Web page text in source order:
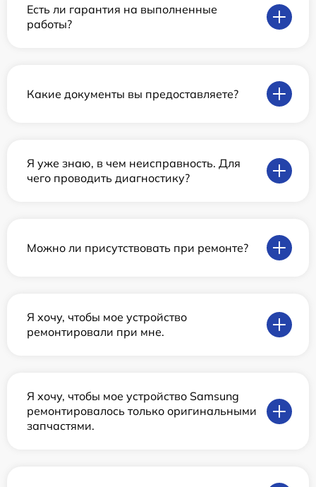
Есть ли гарантия на выполненные
работы?
Какие документы вы предоставляете?
Я уже знаю, в чем неисправность. Для
чего проводить диагностику?
Можно ли присутствовать при ремонте?
Я хочу, чтобы мое устройство
ремонтировали при мне.
Я хочу, чтобы мое устройство Samsung
ремонтировалось только оригинальными
запчастями.